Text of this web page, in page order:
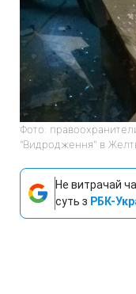
Фото:
"Видродження" в
Не витрачай
суть з РБК-